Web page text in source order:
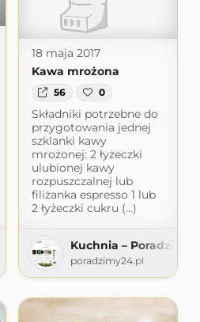
18 maja 2017
Kawa mrożona
56 0
Składniki potrzebne do
przygotowania jednej
szklanki kawy
mrożonej: 2 łyżeczki
ulubionej kawy
rozpuszczalnej lub
filiżanka espresso 1 lub
2 łyżeczki cukru (...)
Kuchnia –
poradzimy24.pl